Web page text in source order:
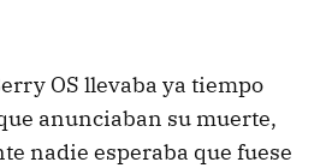
OS llevaba ya tiempo
anunciaban su muerte,
nadie esperaba que fuese